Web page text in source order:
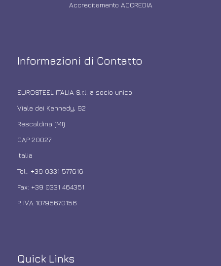
Accreditamento ACCREDIA
Informazioni di Contatto
EUROSTEEL ITALIA S.r.l. a socio unico
Viale dei Kennedy, 92
Rescaldina (MI)
CAP 20027
Italia
Tel.: +39 0331 577616
Fax: +39 0331 464351
P. IVA 10795670156
Quick Links